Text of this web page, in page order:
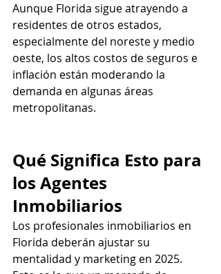
Aunque Florida sigue atrayendo a
residentes de otros estados,
especialmente del noreste y medio
oeste, los altos costos de seguros e
inflación están moderando la
demanda en algunas áreas
metropolitanas.
Qué Significa Esto para
los Agentes
Inmobiliarios
Los profesionales inmobiliarios en
Florida deberán ajustar su
mentalidad y marketing en 2025.